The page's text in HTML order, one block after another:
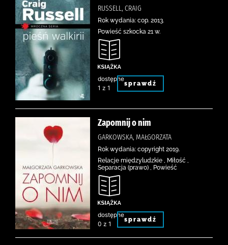
RUSSELL, CRAIG
Rok wydania: cop. 2013.
Powieść szkocka 21 w.
dostępne
1 z 1
sprawdź
Zapomnij o nim
GARKOWSKA, MAŁGORZATA
Rok wydania: copyright 2019.
Relacje międzyludzkie , Miłość ,
Separacja (prawo) , Powieść
dostępne
0 z 1
sprawdź